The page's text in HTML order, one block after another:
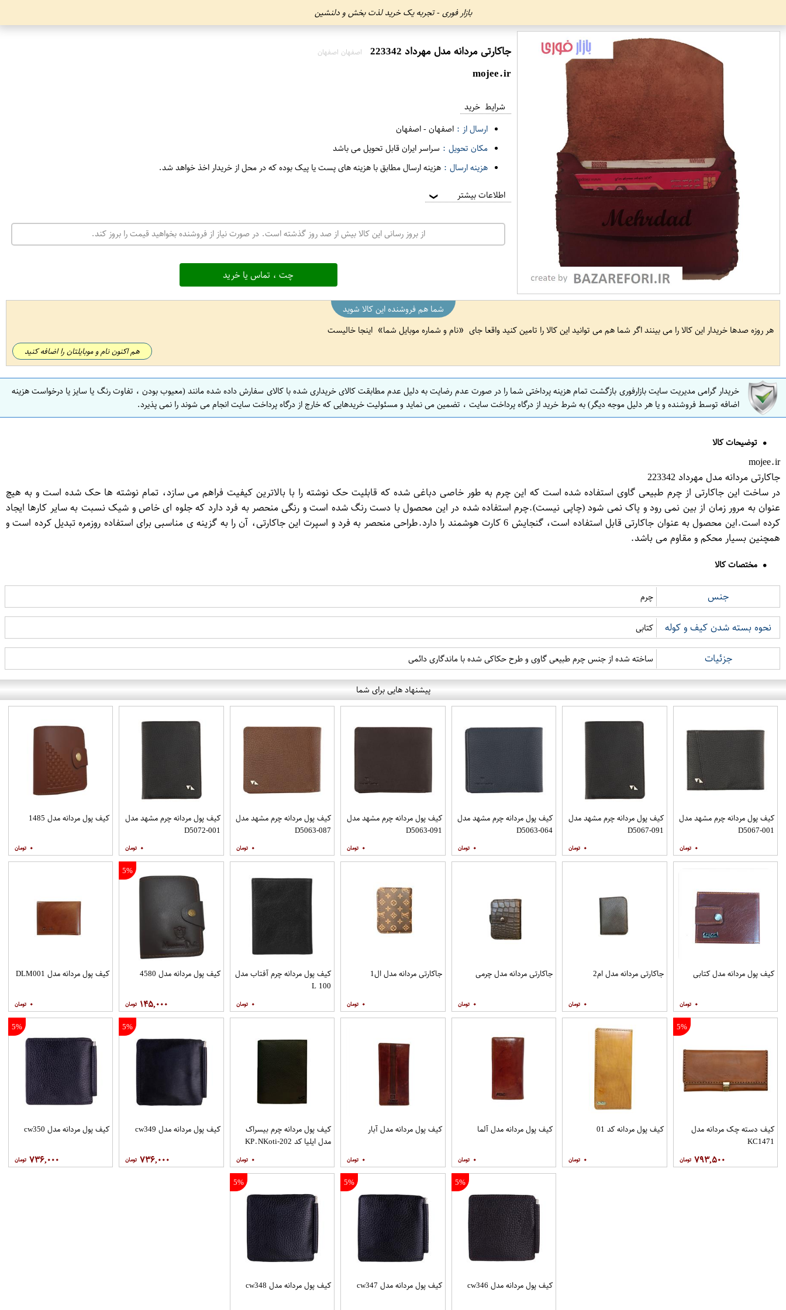
بازار فوری - تجربه یک خرید لذت بخش و دلنشین
جاکارتی مردانه مدل مهرداد 223342 اصفهان اصفهان
mojee.ir
شرایط خرید
ارسال از : اصفهان-اصفهان
مکان تحویل : سراسر ایران قابل تحویل می باشد
هزینه ارسال : هزینه ارسال مطابق با هزینه های پست یا پیک بوده که در محل از خریدار اخذ خواهد شد.
اطلاعات بیشتر ❯
از بروز رسانی این کالا بیش از صد روز گذشته است. در صورت نیاز از فروشنده بخواهید قیمت را بروز کند.
چت ، تماس یا خرید
شما هم فروشنده این کالا شوید
هر روزه صدها خریدار این کالا را می بینند اگر شما هم می توانید این کالا را تامین کنید واقعا جای
نام و شماره موبایل شما اینجا خالیست
هم اکنون نام و موبایلتان را اضافه کنید
خریدار گرامی مدیریت سایت بازارفوری بازگشت تمام هزینه پرداختی شما را در صورت عدم رضایت به دلیل عدم مطابقت کالای خریداری شده با کالای سفارش داده شده مانند (معیوب بودن ، تفاوت رنگ یا سایز یا درخواست هزینه
اضافه توسط فروشنده و یا هر دلیل موجه دیگر) به شرط خرید از درگاه پرداخت سایت ، تضمین می نماید و مسئولیت خریدهایی که خارج از درگاه پرداخت سایت انجام می شوند را نمی پذیرد.
توضیحات کالا
mojee.ir
جاکارتی مردانه مدل مهرداد 223342
در ساخت این جاکارتی از چرم طبیعی گاوی استفاده شده است که این چرم به طور خاصی دباغی شده که قابلیت حک نوشته را با بالاترین کیفیت فراهم می سازد، تمام نوشته ها حک شده است و به هیچ
عنوان به مرور زمان از بین نمی رود و پاک نمی شود (چاپی نیست).چرم استفاده شده در این محصول با دست رنگ شده است و رنگی منحصر به فرد دارد که جلوه ای خاص و شیک نسبت به سایر کارها ایجاد
کرده است.این محصول به عنوان جاکارتی قابل استفاده است، گنجایش 6 کارت هوشمند را دارد.طراحی منحصر به فرد و اسپرت این جاکارتی، آن را به گزینه ی مناسبی برای استفاده روزمره تبدیل کرده است و
همچنین بسیار محکم و مقاوم می باشد.
مختصات کالا
جنس چرم
نحوه بسته شدن کیف و کوله کتابی
جزئیات ساخته شده از جنس چرم طبیعی گاوی و طرح حکاکی شده با ماندگاری دائمی
پیشنهاد هایی برای شما
کیف پول مردانه چرم مشهد مدل
D5067-001
۰
کیف پول مردانه چرم مشهد مدل
D5067-091
۰
کیف پول مردانه چرم مشهد مدل
D5063-064
۰
کیف پول مردانه چرم مشهد مدل
D5063-091
۰
کیف پول مردانه چرم مشهد مدل
D5063-087
۰
کیف پول مردانه چرم مشهد مدل
D5072-001
۰
کیف پول مردانه مدل 1485
۰
کیف پول مردانه مدل کتابی
۰
جاکارتی مردانه مدل ام2
۰
جاکارتی مردانه مدل چرمی
۰
جاکارتی مردانه مدل ال1
۰
کیف پول مردانه چرم آفتاب مدل
L 100
۰
5%
کیف پول مردانه مدل 4580
۱۴۵,۰۰۰
کیف پول مردانه مدل DLM001
۰
5%
کیف دسته چک مردانه مدل
KC1471
۷۹۳,۵۰۰
کیف پول مردانه کد 01
۰
کیف پول مردانه مدل آلما
۰
کیف پول مردانه مدل آبار
۰
کیف پول مردانه چرم بیسراک
مدل ایلیا کد KP.NKoti-202
۰
5%
کیف پول مردانه مدل cw349
۷۳۶,۰۰۰
5%
کیف پول مردانه مدل cw350
۷۳۶,۰۰۰
5%
کیف پول مردانه مدل cw346
5%
کیف پول مردانه مدل cw347
5%
کیف پول مردانه مدل cw348